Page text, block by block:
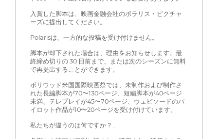
入賞した脚本は、映画金融会社のポラリス・ピクチャ
ーズに提出してください。
Polarisは、一方的な投稿を受け付けません。
脚本が却下された場合は、理由をお知らせします。最
終締め切りの 30 日前まで、または次のシーズンに無料
で再提出することができます。
ボリウッド米国国際映画祭では、未制作および制作さ
れた長編脚本が70〜130ページ、短編脚本が40ページ
未満、テレプレイが45〜70ページ、ウェビソードのパ
イロット作品が10〜20ページを受け付けています。
私たちが違うのは何ですか？...